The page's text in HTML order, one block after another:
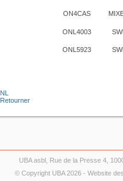
ON4CAS
ONL4003 SWL
ONL5923 SWL
NL
Retourner
UBA asbl, Rue de la Presse 4,
© Copyright UBA 2026 - Website